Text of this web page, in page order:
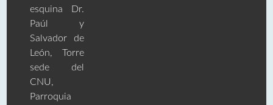
esquina Dr.
Paúl y
Salvador de
León, Torre
sede del
CNU,
Parroquia